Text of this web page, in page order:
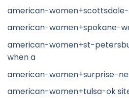
american-
american-women+spokane-
american-women+st-
when a
american-women+surprise-
american-women+tulsa-ok